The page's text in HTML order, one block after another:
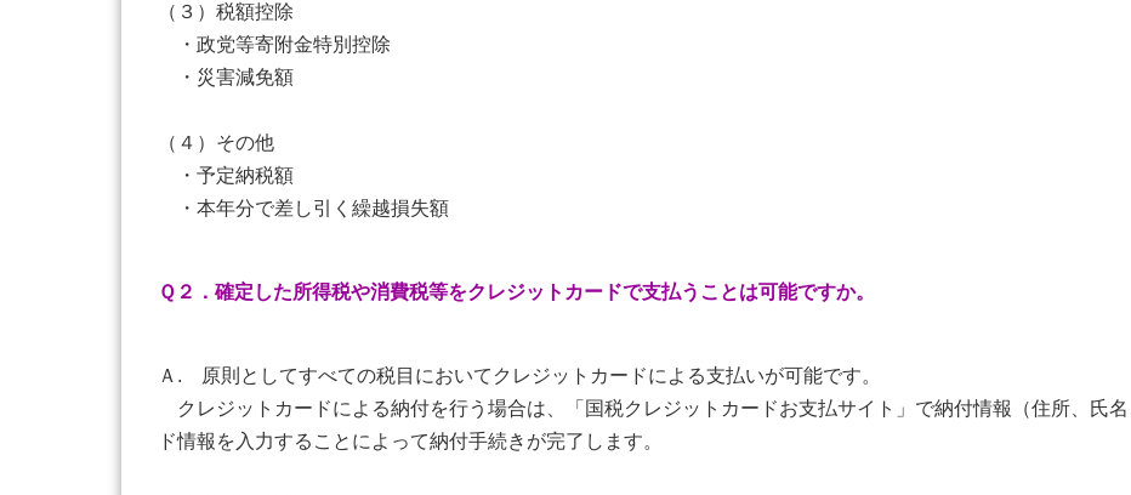
（３）税額控除
・政党等寄附金特別控除
・災害減免額
（４）その他
・予定納税額
・本年分で差し引く繰越損失額
Ｑ２．確定した所得税や消費税等をクレジットカードで支払うことは可能ですか。
Ａ. 原則としてすべての税目においてクレジットカードによる支払いが可能です。
クレジットカードによる納付を行う場合は、「国税クレジットカードお支払サイト」で納付情報（住所、氏
ド情報を入力することによって納付手続きが完了します。